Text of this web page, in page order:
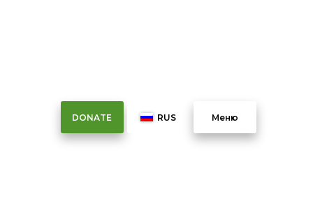
DONATE RUS Меню
Божией (Живой тест)